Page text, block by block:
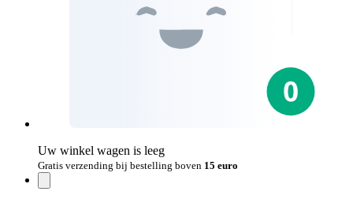
Uw winkel wagen is leeg
Gratis verzending bij bestelling boven 15 euro